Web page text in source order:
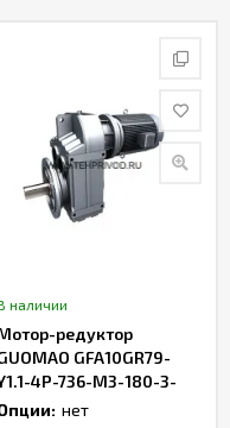
наличии
редуктор
GFA10GR79-
4P-736-M3-180-3-
нет